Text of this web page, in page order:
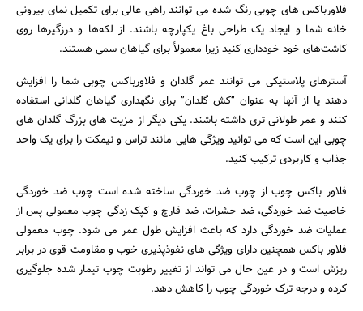
فلاورباکس های چوبی رنگ شده می توانند راهی عالی برای تکمیل نمای بیرونی
خانه شما و ایجاد یک طراحی باغ یکپارچه باشند. از لکه‌ها و درزگیرها روی
کاشت‌های خود خودداری کنید زیرا معمولاً برای گیاهان سمی هستند.
آسترهای پلاستیکی می توانند عمر گلدان و فلاورباکس چوبی شما را افزایش
دهند یا از آنها به عنوان “کش گلدان” برای نگهداری گیاهان گلدانی استفاده
کنند و عمر طولانی تری داشته باشند. یکی دیگر از مزیت های بزرگ گلدان های
چوبی این است که می توانید ویژگی هایی مانند تراس و نیمکت را برای یک واحد
جذاب و کاربردی ترکیب کنید.
فلاور باکس چوب از چوب ضد خوردگی ساخته شده است چوب ضد خوردگی
خاصیت ضد خوردگی، ضد حشرات، ضد قارچ و کپک زدگی چوب معمولی پس از
عملیات ضد خوردگی دارد که باعث افزایش طول عمر می شود. چوب معمولی
فلاور باکس همچنین دارای ویژگی های نفوذپذیری خوب و مقاومت قوی در برابر
ریزش است و در عین حال می تواند از تغییر رطوبت چوب تیمار شده جلوگیری
کرده و درجه ترک خوردگی چوب را کاهش دهد.